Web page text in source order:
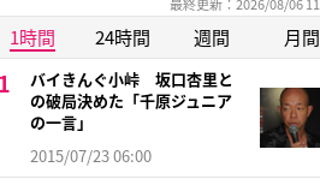
1時間 24時間 週間 月間
バイきんぐ小峠 坂口杏里と
の破局決めた「千原ジュニア
の一言」
2015/07/23 06:00